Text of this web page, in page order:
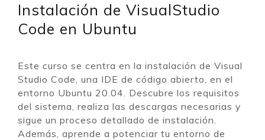
Instalación de VisualStudio
Code en Ubuntu
Este curso se centra en la instalación de Visual
Studio Code, una IDE de código abierto, en el
entorno Ubuntu 20.04. Descubre los requisitos
del sistema, realiza las descargas necesarias y
sigue un proceso detallado de instalación.
Además, aprende a potenciar tu entorno de